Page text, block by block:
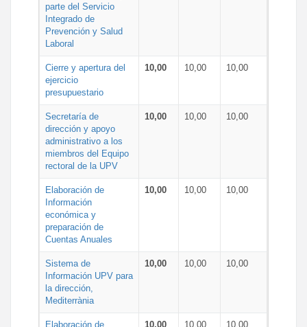
parte del Servicio
Integrado de
Prevención y Salud
Laboral
Cierre y apertura del
ejercicio
presupuestario
10,00 10,00 10,00
Secretaría de
dirección y apoyo
administrativo a los
miembros del Equipo
rectoral de la UPV
10,00 10,00 10,00
Elaboración de
Información
económica y
preparación de
Cuentas Anuales
10,00 10,00 10,00
Sistema de
Información UPV para
la dirección,
Mediterrània
10,00 10,00 10,00
Elaboración de
10,00 10,00 10,00